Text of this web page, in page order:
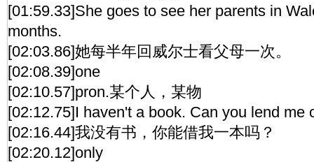
[01:59.33]She goes to see her parents in
months.
[02:03.86]她每半年回威尔士看父母一次。
[02:08.39]one
[02:10.57]pron.某个人，某物
[02:12.75]I haven't a book. Can you lend me
[02:16.44]我没有书，你能借我一本吗？
[02:20.12]only